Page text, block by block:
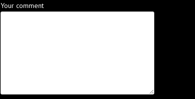
Your comment